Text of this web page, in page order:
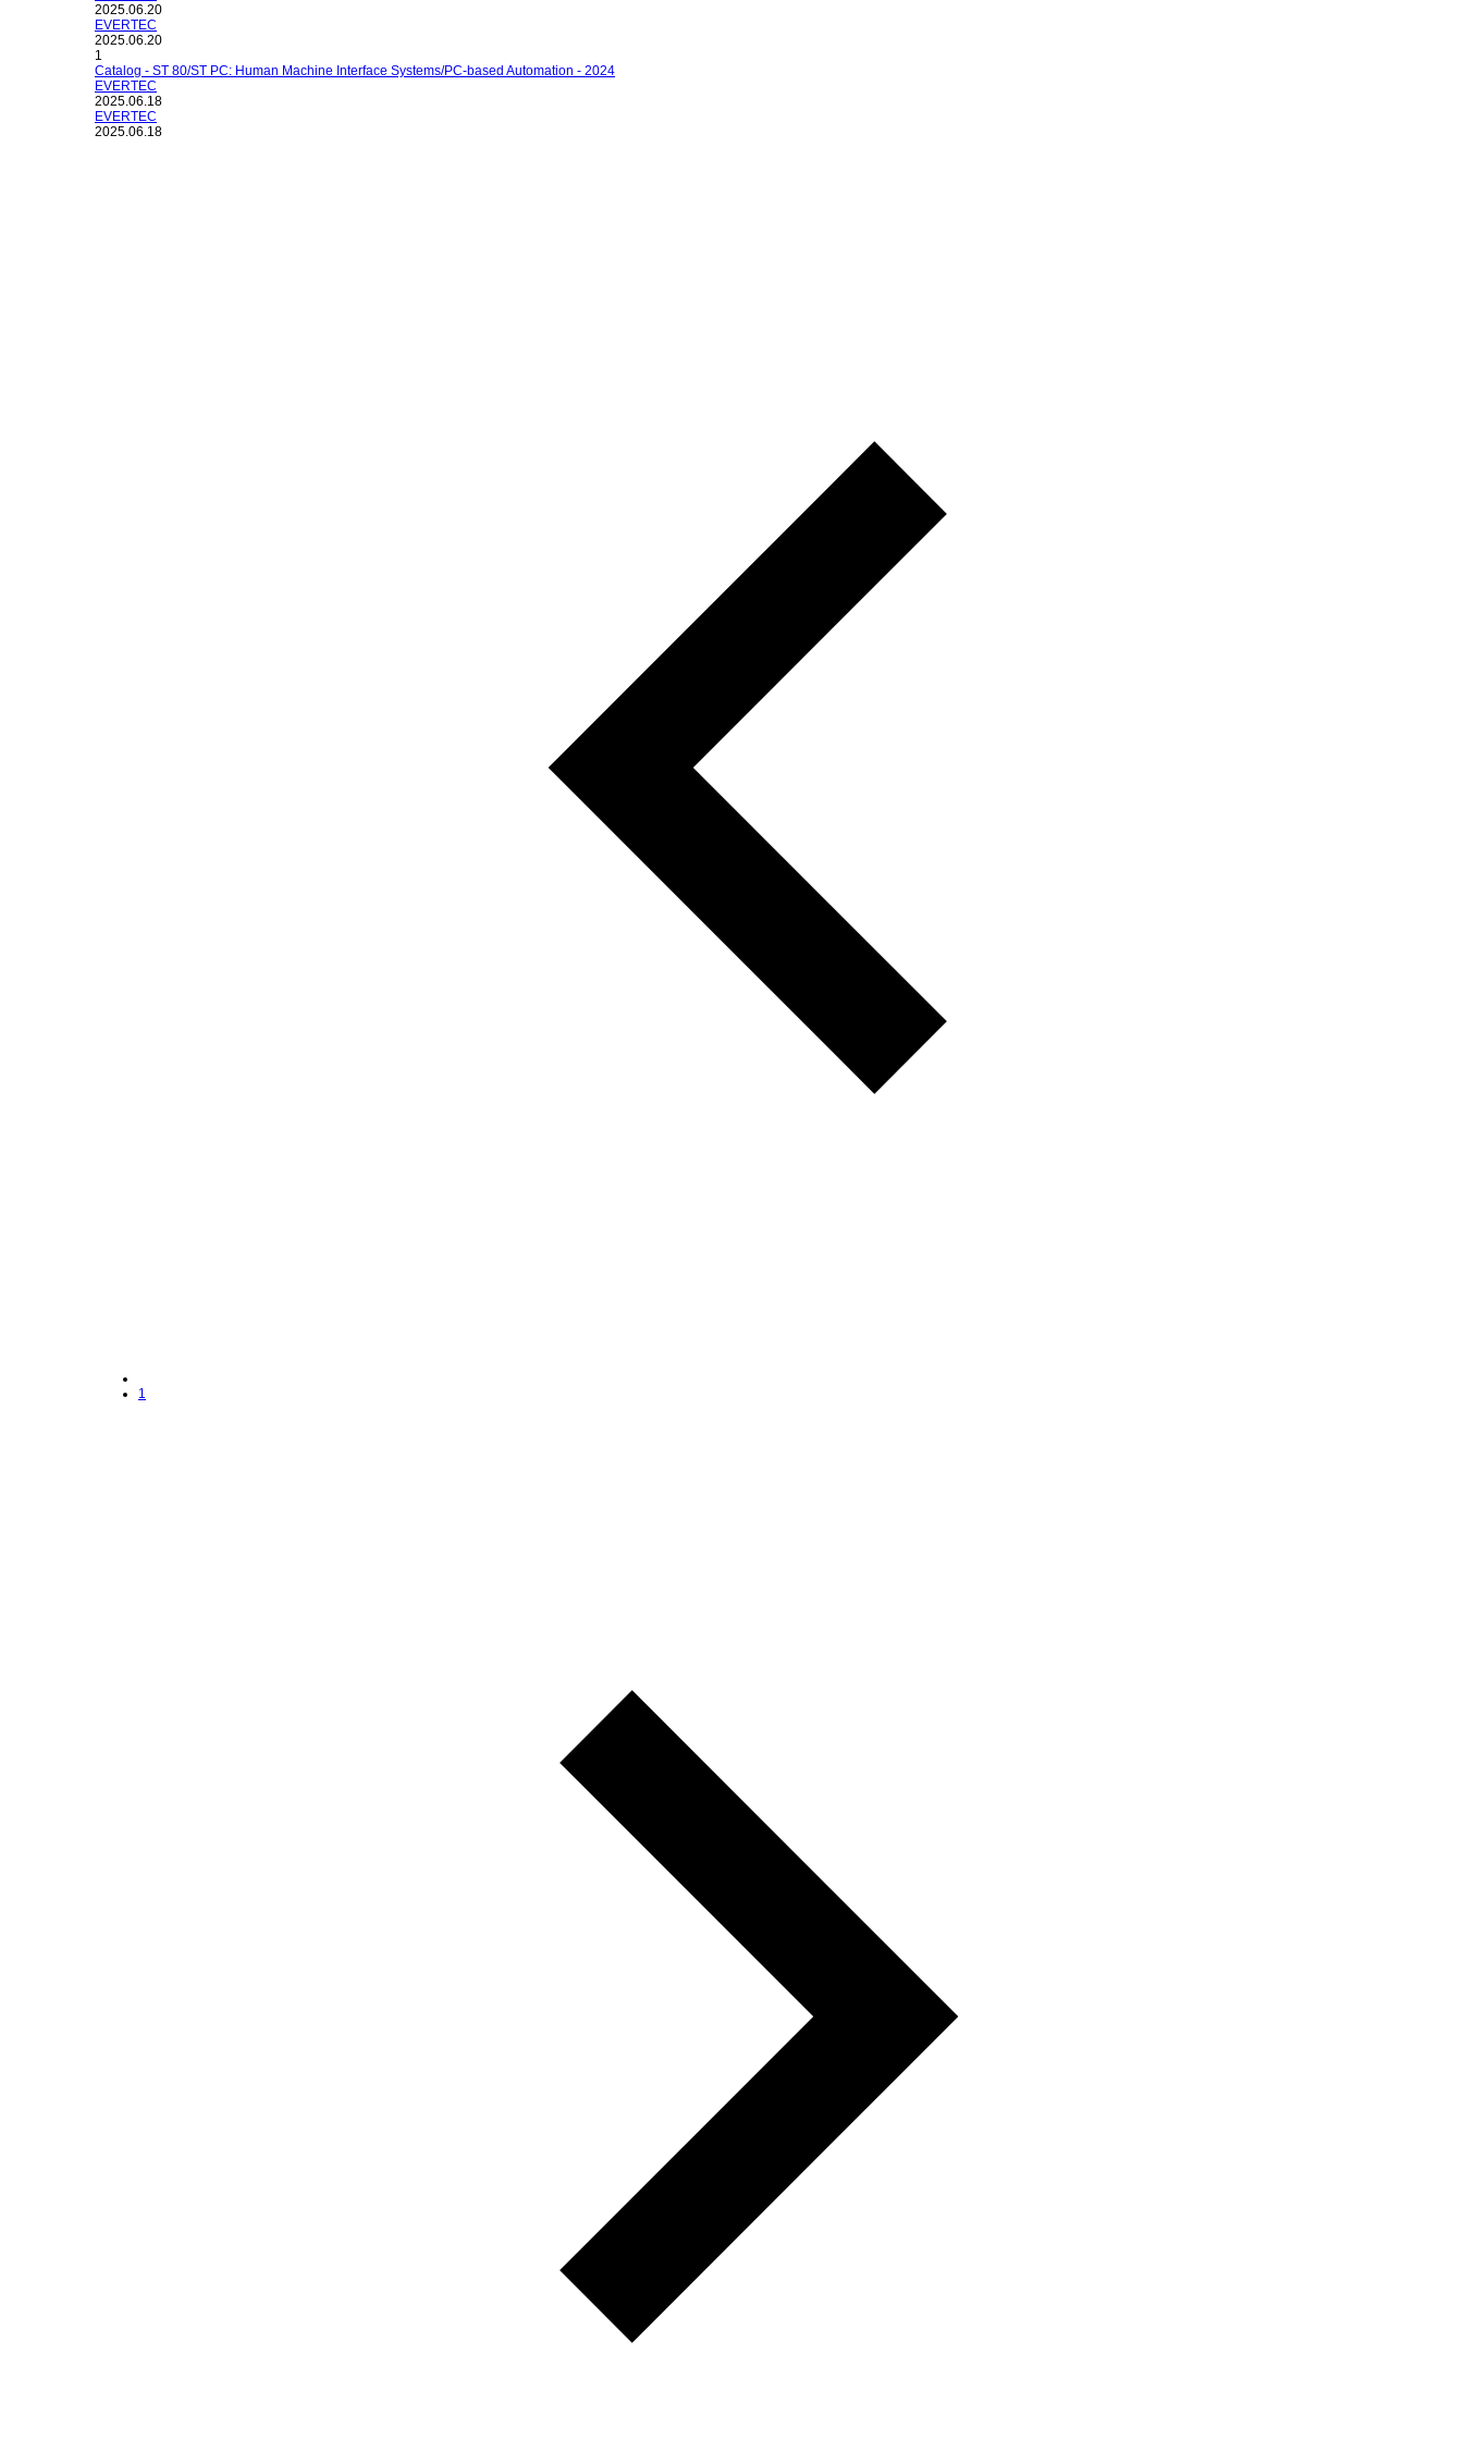
2025.06.20
EVERTEC
2025.06.20
1
Catalog - ST 80/ST PC: Human Machine Interface Systems/PC-based Automation - 2024
EVERTEC
2025.06.18
EVERTEC
2025.06.18
1